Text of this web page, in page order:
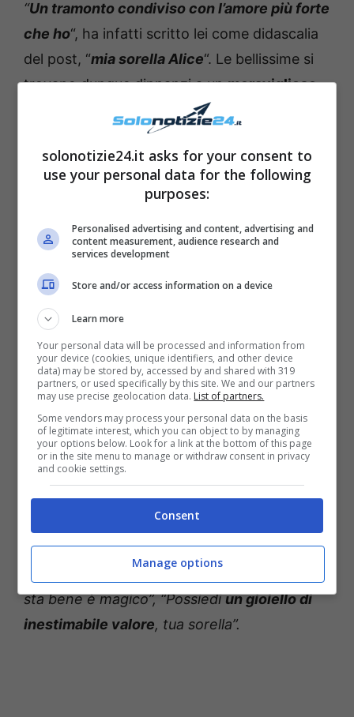
“Un tramonto condiviso con l’amore più forte
che ho“, ha infatti scritto lei come didascalia
del post, “mia sorella Alice“. Le bellissime si
trovano dunque dinnanzi a unmeraviglioso
, mentre aspettano il momento della
cena: i loro occhi sono
followers non possono fare a meno di
complimentarsi con loro. Il post ha infatti
parte dei fan, che non hanno potuto fare a
meno di commentare.
Sei la dolcezza fatta in persona
scritto uno di loro, “quanto siete belle! Che
“. E ancora:
sorelle. Siete bellissime”, “Condividere
questo tramonto con la persona con cui si
sta bene è magico”, “Possiediun gioiello di
inestimabile valore, tua sorella”.
solonotizie24.it asks for your consent to
use your personal data for the following
purposes:
Personalised advertising and content, advertising and
content measurement, audience research and
services development
Store and/or access information on a device
Learn more
Your personal data will be processed and information from
your device (cookies, unique identifiers, and other device
data) may be stored by, accessed by and shared with 319
partners, or used specifically by this site. We and our partners
may use precise geolocation data. List of partners.
Some vendors may process your personal data on the basis
of legitimate interest, which you can object to by managing
your options below. Look for a link at the bottom of this page
or in the site menu to manage or withdraw consent in privacy
and cookie settings.
Consent
Manage options